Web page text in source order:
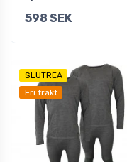
598 SEK
SLUTREA
Fri frakt